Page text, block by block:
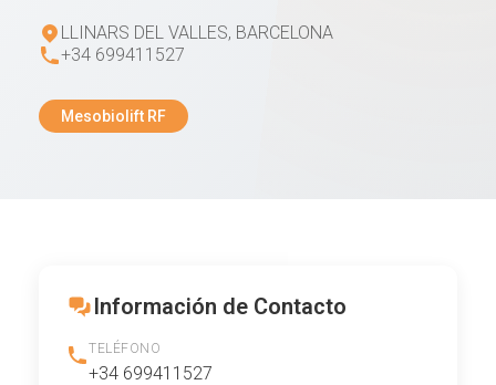
LLINARS DEL VALLES, BARCELONA
+34 699411527
Mesobiolift RF
Información de Contacto
TELÉFONO
+34 699411527